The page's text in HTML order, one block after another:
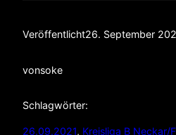
Veröffentlicht26. September
vonsoke
Schlagwörter:
26.09.2021, Kreisliga B Neckar/